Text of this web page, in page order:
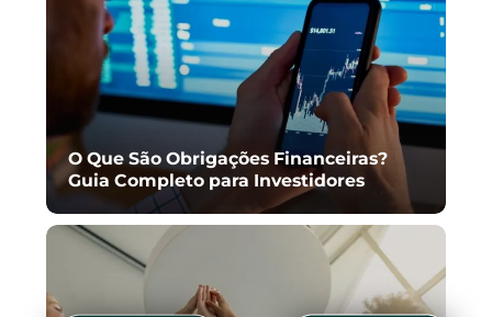
O Que São Obrigações Financeiras?
Guia Completo para Investidores